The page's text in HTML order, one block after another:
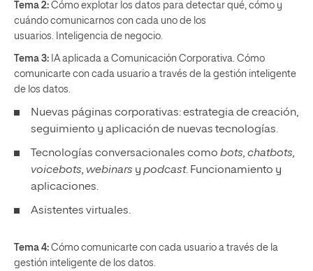
Tema 2: Cómo explotar los datos para detectar qué, cómo y
cuándo comunicarnos con cada uno de los
usuarios. Inteligencia de negocio.
Tema 3: IA aplicada a Comunicación Corporativa. Cómo
comunicarte con cada usuario a través de la gestión inteligente
de los datos.
Nuevas páginas corporativas: estrategia de creación,
seguimiento y aplicación de nuevas tecnologías.
Tecnologías conversacionales como bots, chatbots,
voicebots, webinars y podcast. Funcionamiento y
aplicaciones.
Asistentes virtuales.
Tema 4: Cómo comunicarte con cada usuario a través de la
gestión inteligente de los datos.